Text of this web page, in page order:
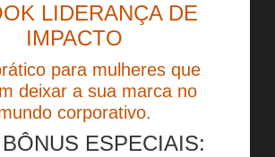
LIDERANÇA DE
IMPACTO
para mulheres que
deixar a sua marca no
corporativo.
ESPECIAIS: